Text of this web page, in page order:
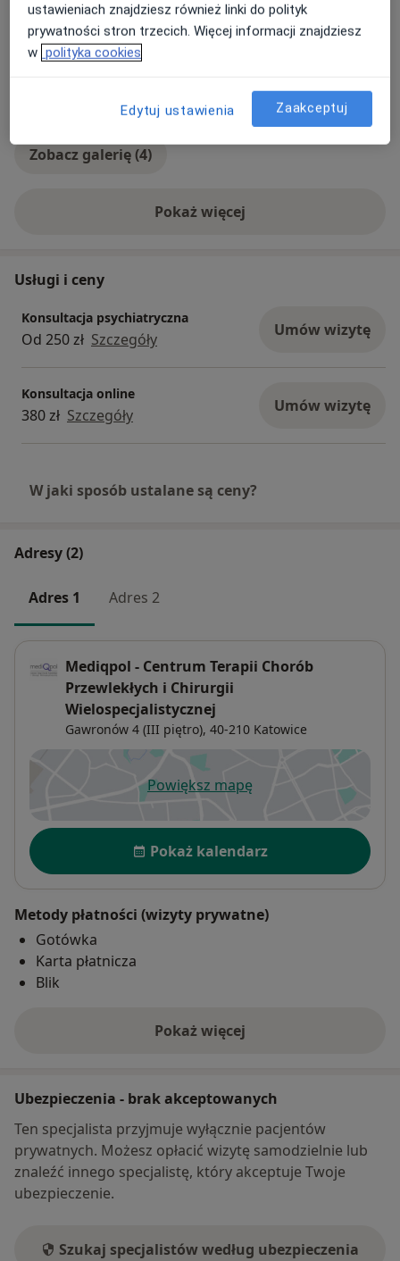
Zobacz galerię (4)
Pokaż więcejo doświadczeniu
Usługi i ceny
Konsultacja psychiatryczna
Od 250 zł Szczegóły Umów wizytę
Konsultacja online
380 zł Szczegóły Umów wizytę
W jaki sposób ustalane są ceny?
Adresy (2)
Adres 1 Adres 2
Mediqpol - Centrum Terapii Chorób
Przewlekłych i Chirurgii
Wielospecjalistycznej
Gawronów 4 (III piętro), 40-210 Katowice
Powiększ mapęotwiera się w nowej karcie
Dostępność
Pokaż kalendarz
Metody płatności (wizyty prywatne)
Gotówka
Karta płatnicza
Blik
Pokaż więcej
o adresie
Ubezpieczenia - brak akceptowanych
Ten specjalista przyjmuje wyłącznie pacjentów
prywatnych. Możesz opłacić wizytę samodzielnie lub
znaleźć innego specjalistę, który akceptuje Twoje
ubezpieczenie.
Szukaj specjalistów według ubezpieczenia
ustawieniach znajdziesz również linki do polityk
prywatności stron trzecich. Więcej informacji znajdziesz
w polityka cookies
Edytuj ustawienia Zaakceptuj